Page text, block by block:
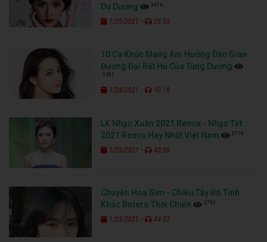
Du Dương
3476
1/25/2021 - 28:55
10 Ca Khúc Mang Âm Hưởng Dân Gian
Đương Đại Bất Hủ Của Tùng Dương
3491
1/24/2021 - 10:18
LK Nhạc Xuân 2021 Remix - Nhạc Tết
2021 Remix Hay Nhất Việt Nam
3718
1/23/2021 - 40:00
Chuyện Hoa Sim - Chiều Tây Đô Tình
Khúc Bolero Thời Chiến
3792
1/23/2021 - 44:07